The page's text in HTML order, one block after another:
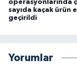
operasyonlarında
sayıda kaçak ürün
geçirildi
Yorumlar